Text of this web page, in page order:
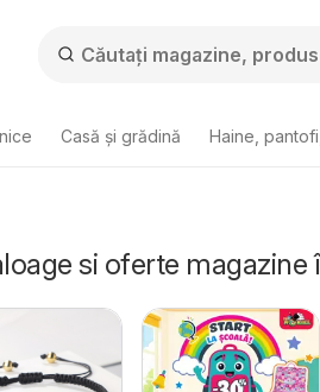
Casă și grădină Haine,
si oferte